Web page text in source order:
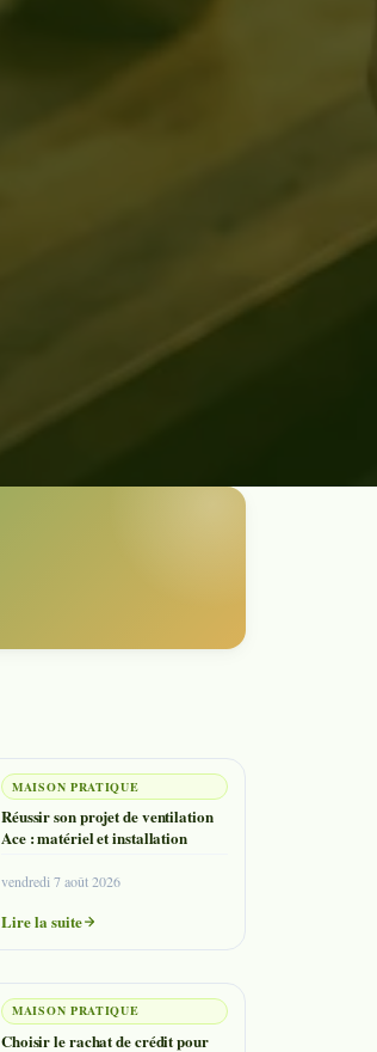
MAISON PRATIQUE
Réussir son projet de ventilation
Ace : matériel et installation
vendredi 7 août 2026
Lire la suite
MAISON PRATIQUE
Choisir le rachat de crédit pour